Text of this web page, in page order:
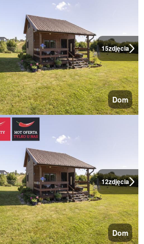
15zdjęcia
Dom
12zdjęcia
Dom